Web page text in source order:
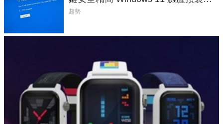
體與後台追蹤
趨勢